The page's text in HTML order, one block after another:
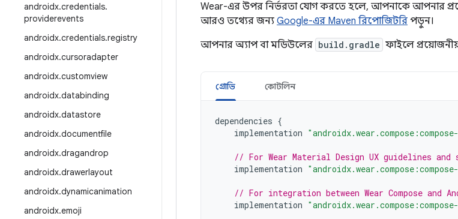
androidx.credentials.
providerevents
androidx.credentials.registry
androidx.cursoradapter
androidx.customview
androidx.databinding
androidx.datastore
androidx.documentfile
androidx.dragandrop
androidx.drawerlayout
androidx.dynamicanimation
androidx.emoji
Wear-এর উপর নির্ভরতা যোগ করতে হলে, আপনাকে আপনার
আরও তথ্যের জন্য Google-এর Maven রিপোজিটরি পড়ুন।
আপনার অ্যাপ বা মডিউলের build.gradle ফাইলে
গ্রোভি কোটলিন
dependencies {
implementation
// For Wear Material Design UX guidelines
implementation
// For integration between Wear Compose and
implementation